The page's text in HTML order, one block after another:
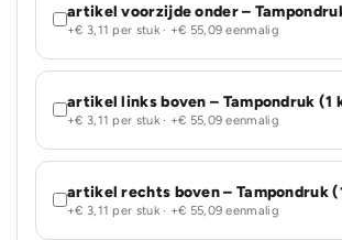
artikel voorzijde onder –
+€ 3,11 per stuk · +€ 55,09 eenmalig
artikel links boven – Tampondruk (1
+€ 3,11 per stuk · +€ 55,09 eenmalig
artikel rechts boven – Tampondruk
+€ 3,11 per stuk · +€ 55,09 eenmalig